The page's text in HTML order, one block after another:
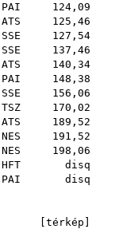
PAI 124,09
ATS 125,46
SSE 127,54
SSE 137,46
ATS 140,34
PAI 148,38
SSE 156,06
TSZ 170,02
ATS 189,52
NES 191,52
NES 198,06
HFT disq
PAI disq
[ térkép